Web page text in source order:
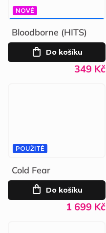
NOVÉ
Bloodborne (HITS)
349 Kč
Do košíku
POUŽITÉ
Cold Fear
1 699 Kč
Do košíku